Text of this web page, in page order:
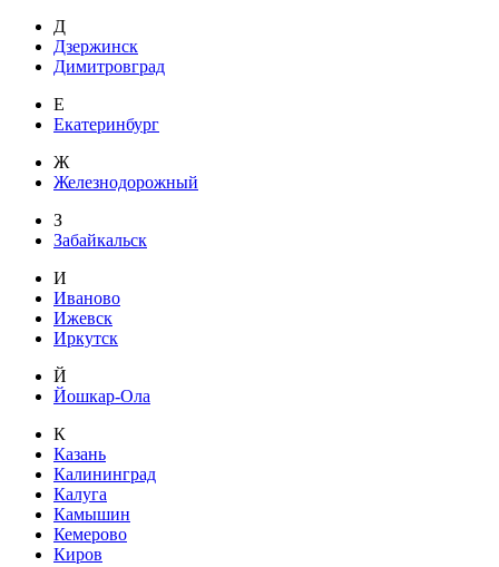
Д
Дзержинск
Димитровград
Е
Екатеринбург
Ж
Железнодорожный
З
Забайкальск
И
Иваново
Ижевск
Иркутск
Й
Йошкар-Ола
К
Казань
Калининград
Калуга
Камышин
Кемерово
Киров